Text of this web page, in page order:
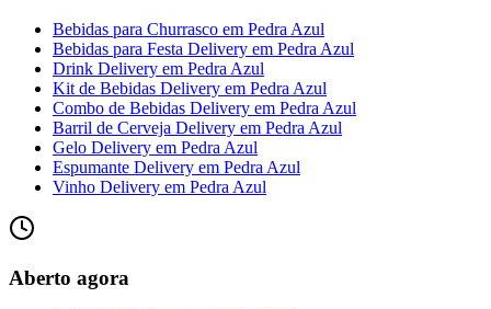
Bebidas para Churrasco em Pedra Azul
Bebidas para Festa Delivery em Pedra Azul
Drink Delivery em Pedra Azul
Kit de Bebidas Delivery em Pedra Azul
Combo de Bebidas Delivery em Pedra Azul
Barril de Cerveja Delivery em Pedra Azul
Gelo Delivery em Pedra Azul
Espumante Delivery em Pedra Azul
Vinho Delivery em Pedra Azul
Aberto agora